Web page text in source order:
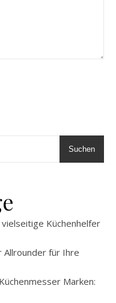
Suchen
Küchenhelfer
Allrounder für Ihre
Marken: